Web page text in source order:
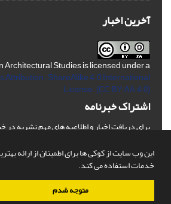
این وب سایت از کوکی ها برای اطمینان از ارائه
خدمات استفاده می کند.
متوجه شدم
آخرین اخبار
Architectural Studies is licensed under a
Attribution-ShareAlike 4.0 International
License. (CC BY-AA 4.0)
اشتراک خبرنامه
برای دریافت اخبار و اطلاعیه های مهم نشریه